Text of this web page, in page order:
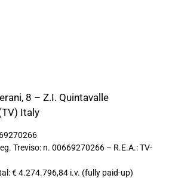
8 – Z.I. Quintavalle
Italy
Treviso: n. 00669270266 – R.E.A.: TV-
€ 4.274.796,84 i.v. (fully paid-up)